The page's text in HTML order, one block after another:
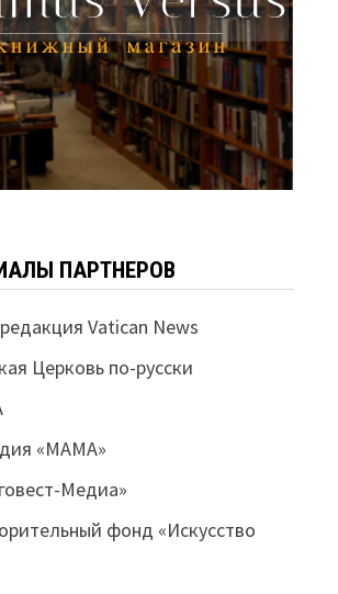
ПАРТНЕРОВ
Vatican News
Церковь по-русски
«МАМА»
Медиа»
фонд «Искусство